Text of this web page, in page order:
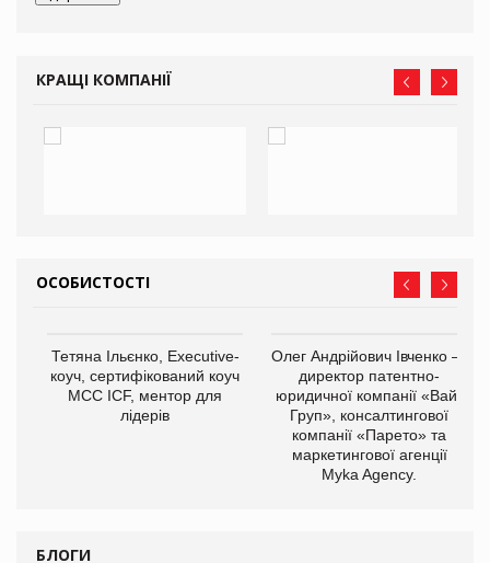
КРАЩІ КОМПАНІЇ
ОСОБИСТОСТІ
Тетяна Ільєнко, Executive-
коуч, сертифікований коуч
МСС ICF, ментор для
лідерів
Олег Андрійович Івченко —
директор патентно-
юридичної компанії «Вайз
Груп», консалтингової
компанії «Парето» та
маркетингової агенції
Myka Agency.
БЛОГИ